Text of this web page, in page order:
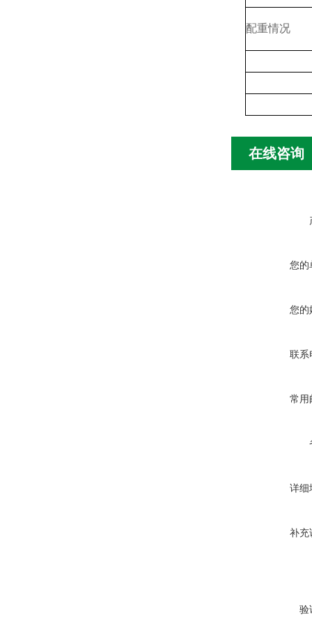
配重情况
在线咨询
您的
您的
联系
常用
详细
补充
验